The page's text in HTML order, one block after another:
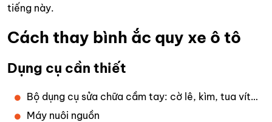
tiếng này.
Cách thay bình ắc quy xe ô tô
Dụng cụ cần thiết
Bộ dụng cụ sửa chữa cầm tay: cờ lê, kìm, tua vít…
Máy nuôi nguồn